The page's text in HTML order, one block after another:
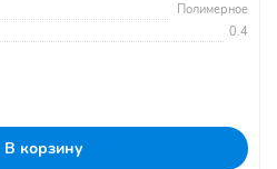
Полимерное
0.4
В корзину